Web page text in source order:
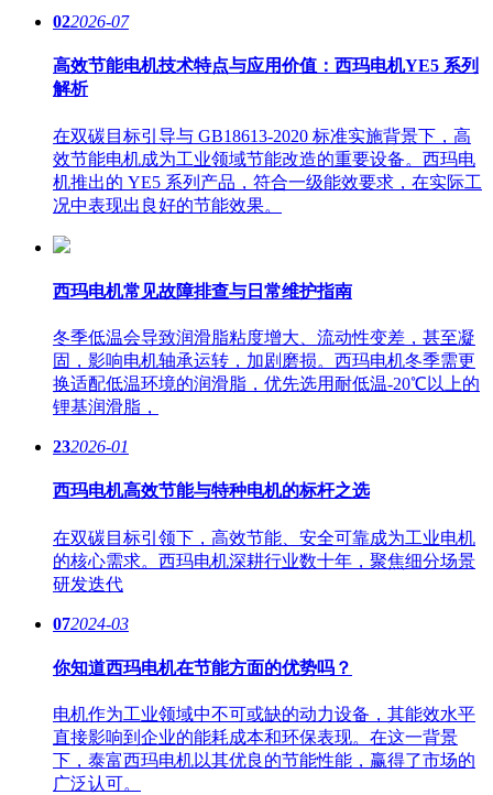
022026-07
高效节能电机技术特点与应用价值：西玛电机YE5 系列
解析
在双碳目标引导与 GB18613-2020 标准实施背景下，高
效节能电机成为工业领域节能改造的重要设备。西玛电
机推出的 YE5 系列产品，符合一级能效要求，在实际工
况中表现出良好的节能效果。
西玛电机常见故障排查与日常维护指南
冬季低温会导致润滑脂粘度增大、流动性变差，甚至凝
固，影响电机轴承运转，加剧磨损。西玛电机冬季需更
换适配低温环境的润滑脂，优先选用耐低温-20℃以上的
锂基润滑脂，
232026-01
西玛电机高效节能与特种电机的标杆之选
在双碳目标引领下，高效节能、安全可靠成为工业电机
的核心需求。西玛电机深耕行业数十年，聚焦细分场景
研发迭代
072024-03
你知道西玛电机在节能方面的优势吗？
电机作为工业领域中不可或缺的动力设备，其能效水平
直接影响到企业的能耗成本和环保表现。在这一背景
下，泰富西玛电机以其优良的节能性能，赢得了市场的
广泛认可。